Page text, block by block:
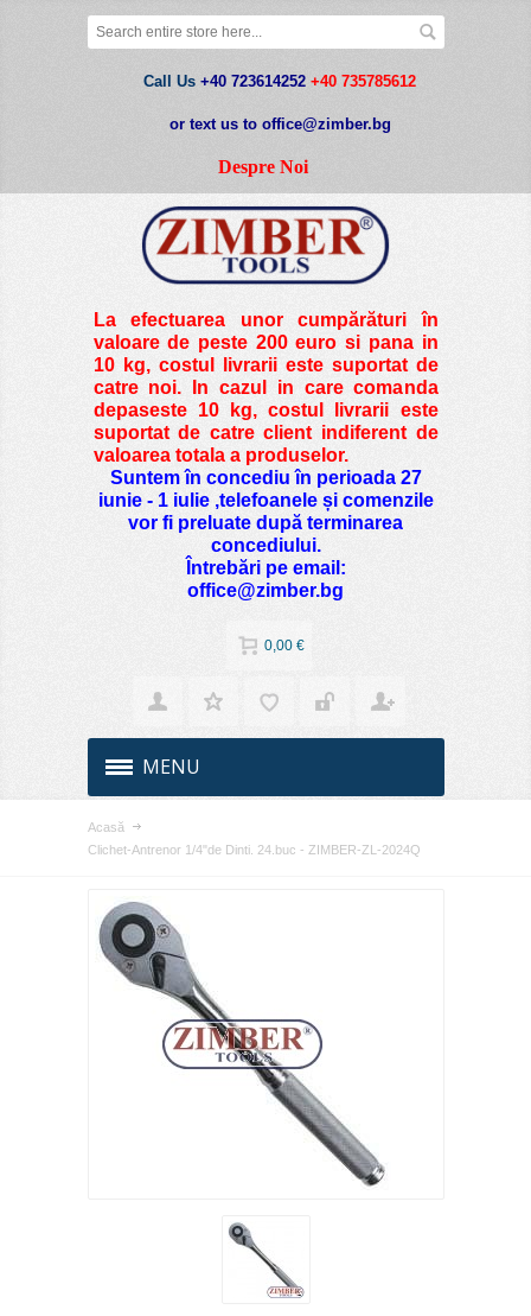
Call Us +40 723614252 +40 735785612
or text us to office@zimber.bg
Despre Noi
La efectuarea unor cumpărături în
valoare de peste200 euro si pana in
10 kg, costul livrarii este suportat de
catre noi. In cazul in care comanda
depaseste 10 kg, costul livrarii este
suportat de catre client indiferent de
valoarea totala a produselor.
Suntem în concediu în perioada 27
iunie - 1 iulie ,telefoanele și comenzile
vor fi preluate după terminarea
concediului.
Întrebări pe email:
office@zimber.bg
0,00 €
MENU
Acasă
Clichet-Antrenor 1/4"de Dinti. 24.buc - ZIMBER-ZL-2024Q